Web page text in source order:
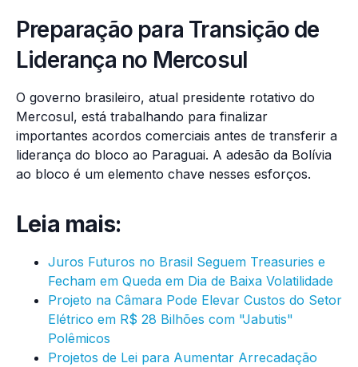
Preparação para Transição de
Liderança no Mercosul
O governo brasileiro, atual presidente rotativo do
Mercosul, está trabalhando para finalizar
importantes acordos comerciais antes de transferir a
liderança do bloco ao Paraguai. A adesão da Bolívia
ao bloco é um elemento chave nesses esforços.
Leia mais:
Juros Futuros no Brasil Seguem Treasuries e
Fecham em Queda em Dia de Baixa Volatilidade
Projeto na Câmara Pode Elevar Custos do Setor
Elétrico em R$ 28 Bilhões com "Jabutis"
Polêmicos
Projetos de Lei para Aumentar Arrecadação